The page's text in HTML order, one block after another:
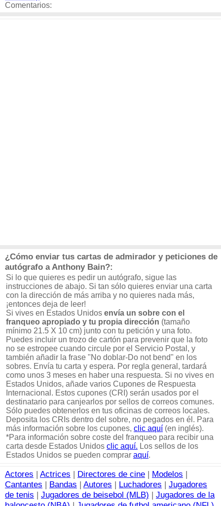
Comentarios:
¿Cómo enviar tus cartas de admirador y peticiones de
autógrafo a Anthony Bain?:
Si lo que quieres es pedir un autógrafo, sigue las
instrucciones de abajo. Si tan sólo quieres enviar una carta
con la dirección de más arriba y no quieres nada más,
¡entonces deja de leer!
Si vives en Estados Unidos envía un sobre con el
franqueo apropiado y tu propia dirección (tamaño
mínimo 21.5 X 10 cm) junto con tu petición y una foto.
Puedes incluir un trozo de cartón para prevenir que la foto
no se estropee cuando circule por el Servicio Postal, y
también añadir la frase "No doblar-Do not bend" en los
sobres. Envía tu carta y espera. Por regla general, tardará
como unos 3 meses en haber una respuesta. Si no vives en
Estados Unidos, añade varios Cupones de Respuesta
Internacional. Estos cupones (CRI) serán usados por el
destinatario para canjearlos por sellos de correos comunes.
Sólo puedes obtenerlos en tus oficinas de correos locales.
Deposita los CRIs dentro del sobre, no pegados en él. Para
más información sobre los cupones, clic aquí (en inglés).
*Para información sobre coste del franqueo para recibir una
carta desde Estados Unidos clic aquí. Los sellos de los
Estados Unidos se pueden comprar aquí.
Actores | Actrices | Directores de cine | Modelos |
Cantantes | Bandas | Autores | Luchadores | Jugadores
de tenis | Jugadores de beisebol (MLB) | Jugadores de la